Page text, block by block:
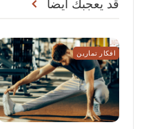
قد يعجبك ايضا
افكار تمارين